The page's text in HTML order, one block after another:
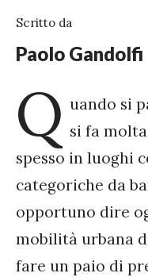
Scritto da
Paolo Gandolfi
Q uando si
si fa
spesso in luoghi
categoriche da
opportuno dire
mobilità urbana
fare un paio di